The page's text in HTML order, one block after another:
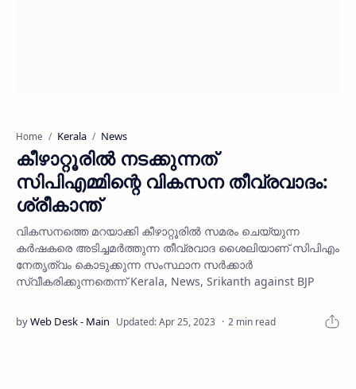
Home Kerala News
കീഴാറ്റൂരില്‍ നടക്കുന്നത്
സിപിഎമ്മിന്റെ വികസന തീവ്രവാദം:
ശ്രീകാന്ത്
വികസനത്തെ മറയാക്കി കീഴാറ്റൂരില്‍ സമരം ചെയ്യുന്ന
കര്‍ഷകരെ അടിച്ചമര്‍ത്തുന്ന തീവ്രവാദ ശൈലിയാണ് സിപിഎം
നേതൃത്വം കൊടുക്കുന്ന സംസ്ഥാന സര്‍ക്കാര്‍
സ്വീകരിക്കുന്നതെന്ന് Kerala, News, Srikanth against BJP
2 min read